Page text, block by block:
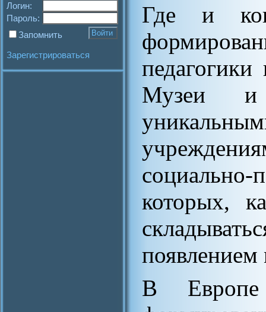
Логин:
Пароль:
Запомнить
Зарегистрироваться
Где и
Музеи и
которых,
В Европе